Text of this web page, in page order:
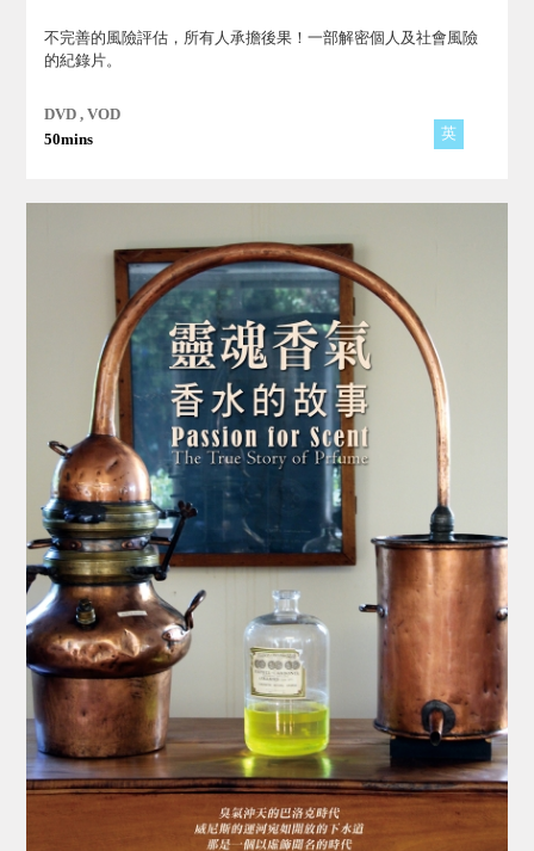
不完善的風險評估，所有人承擔後果！一部解密個人及社會風險
的紀錄片。
DVD , VOD
50mins
英